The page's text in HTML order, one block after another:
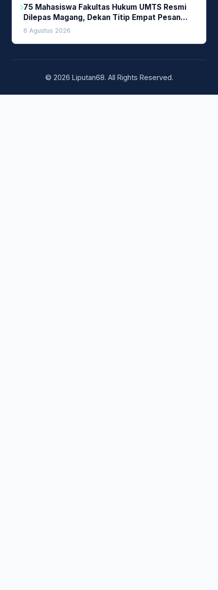
75 Mahasiswa Fakultas Hukum UMTS Resmi
Dilepas Magang, Dekan Titip Empat Pesan
Penting
6 Agustus 2026
© 2026 Liputan68. All Rights Reserved.